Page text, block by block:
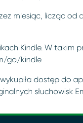
miesiąc, licząc
Kindle. W takim
go/kindle
dostęp do
słuchowisk